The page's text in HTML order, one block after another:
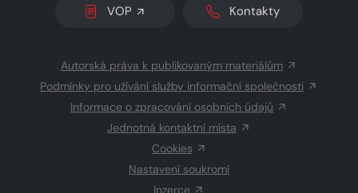
VOP Kontakty
Autorská práva k publikovaným materiálům
Podmínky pro užívání služby informační společnosti
Informace o zpracování osobních údajů
Jednotná kontaktní místa
Cookies
Nastavení soukromí
Inzerce